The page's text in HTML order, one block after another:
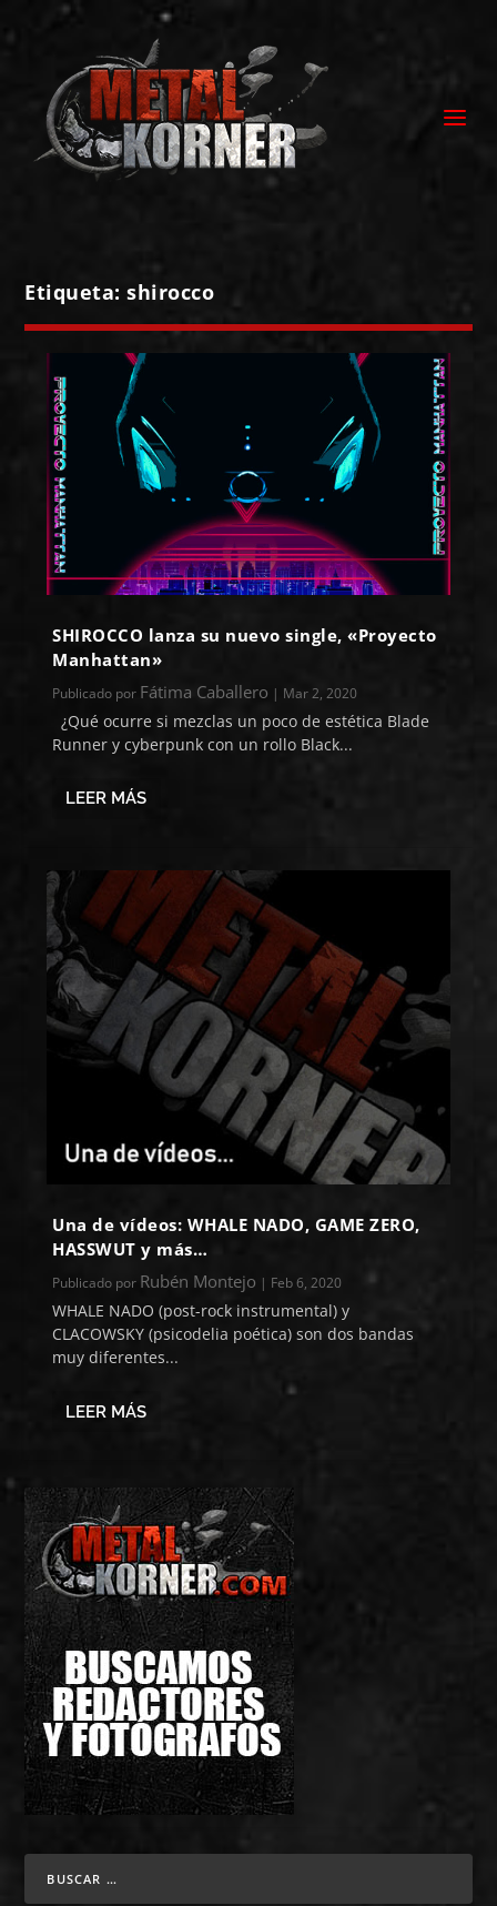
Etiqueta:shirocco
SHIROCCO lanza su nuevo single, «Proyecto
Manhattan»
Publicado por Fátima Caballero | Mar 2, 2020
¿Qué ocurre si mezclas un poco de estética Blade
Runner y cyberpunk con un rollo Black...
LEER MÁS
Una de vídeos: WHALE NADO, GAME ZERO,
HASSWUT y más…
Publicado por Rubén Montejo | Feb 6, 2020
WHALE NADO (post-rock instrumental) y
CLACOWSKY (psicodelia poética) son dos bandas
muy diferentes...
LEER MÁS